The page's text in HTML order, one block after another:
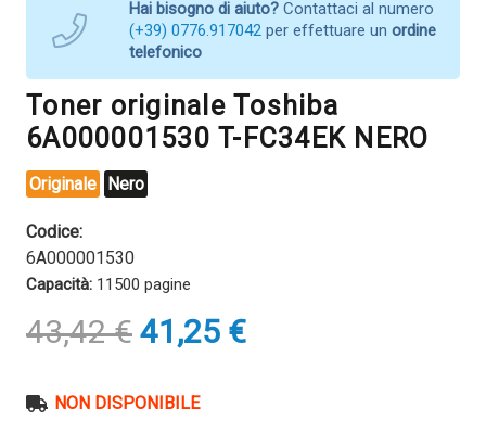
Hai bisogno di aiuto? Contattaci al numero
(+39) 0776.917042 per effettuare un ordine
telefonico
Toner originale Toshiba
6A000001530 T-FC34EK NERO
Originale Nero
Codice:
6A000001530
Capacità: 11500 pagine
43,42€ Il
prezzo
era:
41,25 €Il
prezzo
NON DISPONIBILE